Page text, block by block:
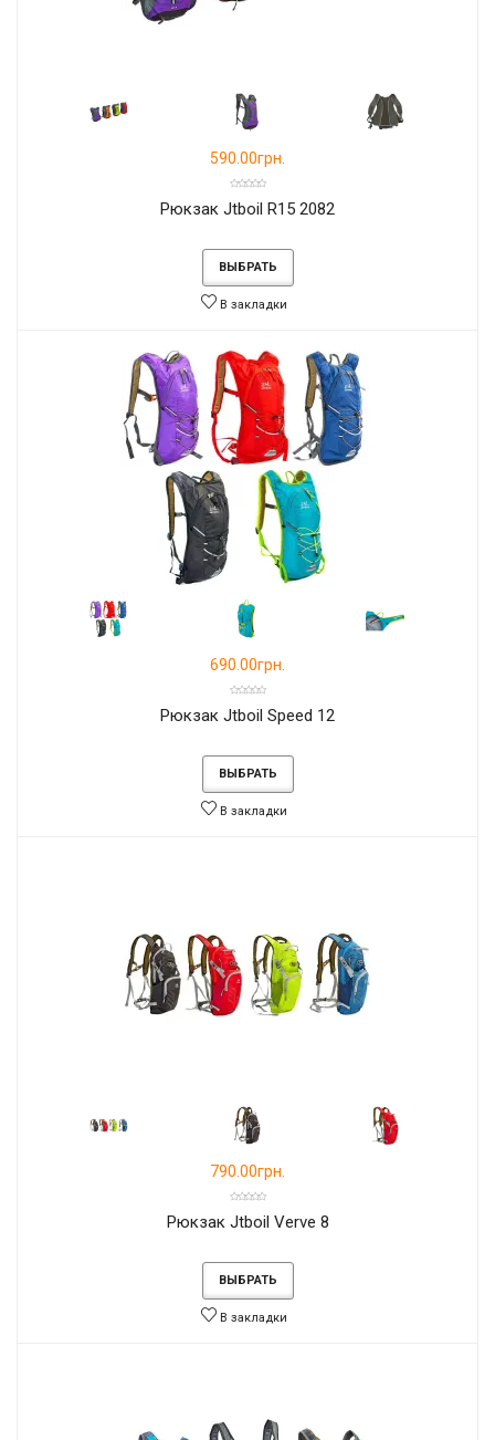
590.00грн.
Рюкзак Jtboil R15 2082
ВЫБРАТЬ
В закладки
690.00грн.
Рюкзак Jtboil Speed 12
ВЫБРАТЬ
В закладки
790.00грн.
Рюкзак Jtboil Verve 8
ВЫБРАТЬ
В закладки